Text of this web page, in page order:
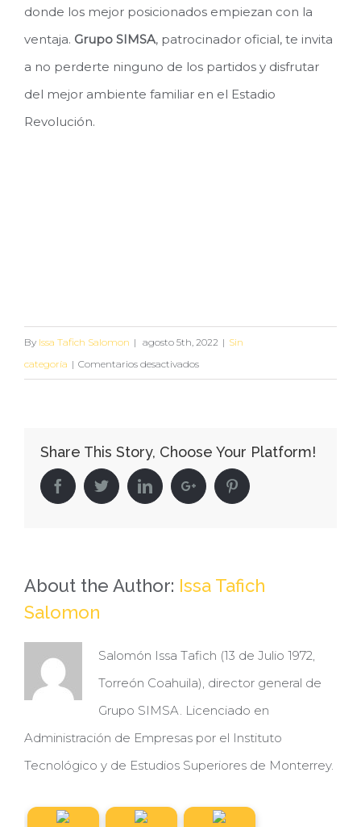
donde los mejor posicionados empiezan con la
ventaja. Grupo SIMSA, patrocinador oficial, te invita
a no perderte ninguno de los partidos y disfrutar
del mejor ambiente familiar en el Estadio
Revolución.
By Issa Tafich Salomon | agosto 5th, 2022 | Sin
categoría | Comentarios desactivadosen
Algodoneros
Unión
Laguna
Share This Story, Choose Your Platform!
FacebookTwitterLinkedinGoogle+ Pinterest
About the Author: Issa Tafich
Salomon
Salomón Issa Tafich (13 de Julio 1972,
Torreón Coahuila), director general de
Grupo SIMSA. Licenciado en
Administración de Empresas por el Instituto
Tecnológico y de Estudios Superiores de Monterrey.